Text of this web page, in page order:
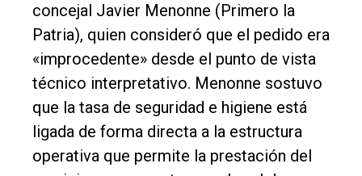
concejal Javier Menonne (Primero la
Patria), quien consideró que el pedido era
«improcedente» desde el punto de vista
técnico interpretativo. Menonne sostuvo
que la tasa de seguridad e higiene está
ligada de forma directa a la estructura
operativa que permite la prestación del